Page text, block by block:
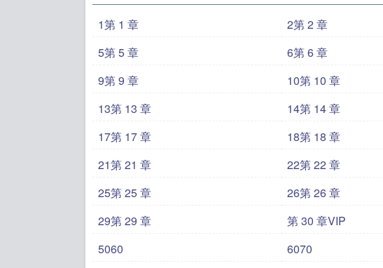
1第 1 章 2第 2 章
5第 5 章
6第 6 章
9第 9 章
10第 10 章
13第 13 章
14第 14 章
17第 17 章
18第 18 章
21第 21 章
22第 22 章
25第 25 章
26第 26 章
29第 29 章
第 30 章VIP
5060
6070